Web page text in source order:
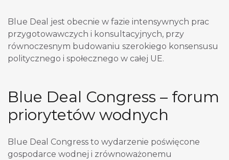
Blue Deal jest obecnie w fazie intensywnych prac
przygotowawczych i konsultacyjnych, przy
równoczesnym budowaniu szerokiego konsensusu
politycznego i społecznego w całej UE.
Blue Deal Congress – forum
priorytetów wodnych
Blue Deal Congress to wydarzenie poświęcone
gospodarce wodnej i zrównoważonemu